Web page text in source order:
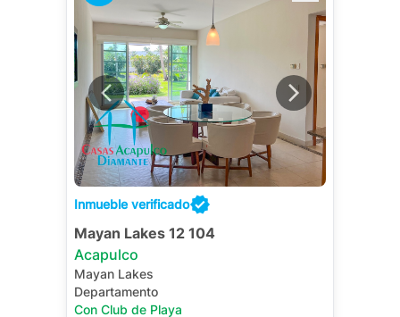
Inmueble verificado
Mayan Lakes 12 104
Acapulco
Mayan Lakes
Departamento
Con Club de Playa